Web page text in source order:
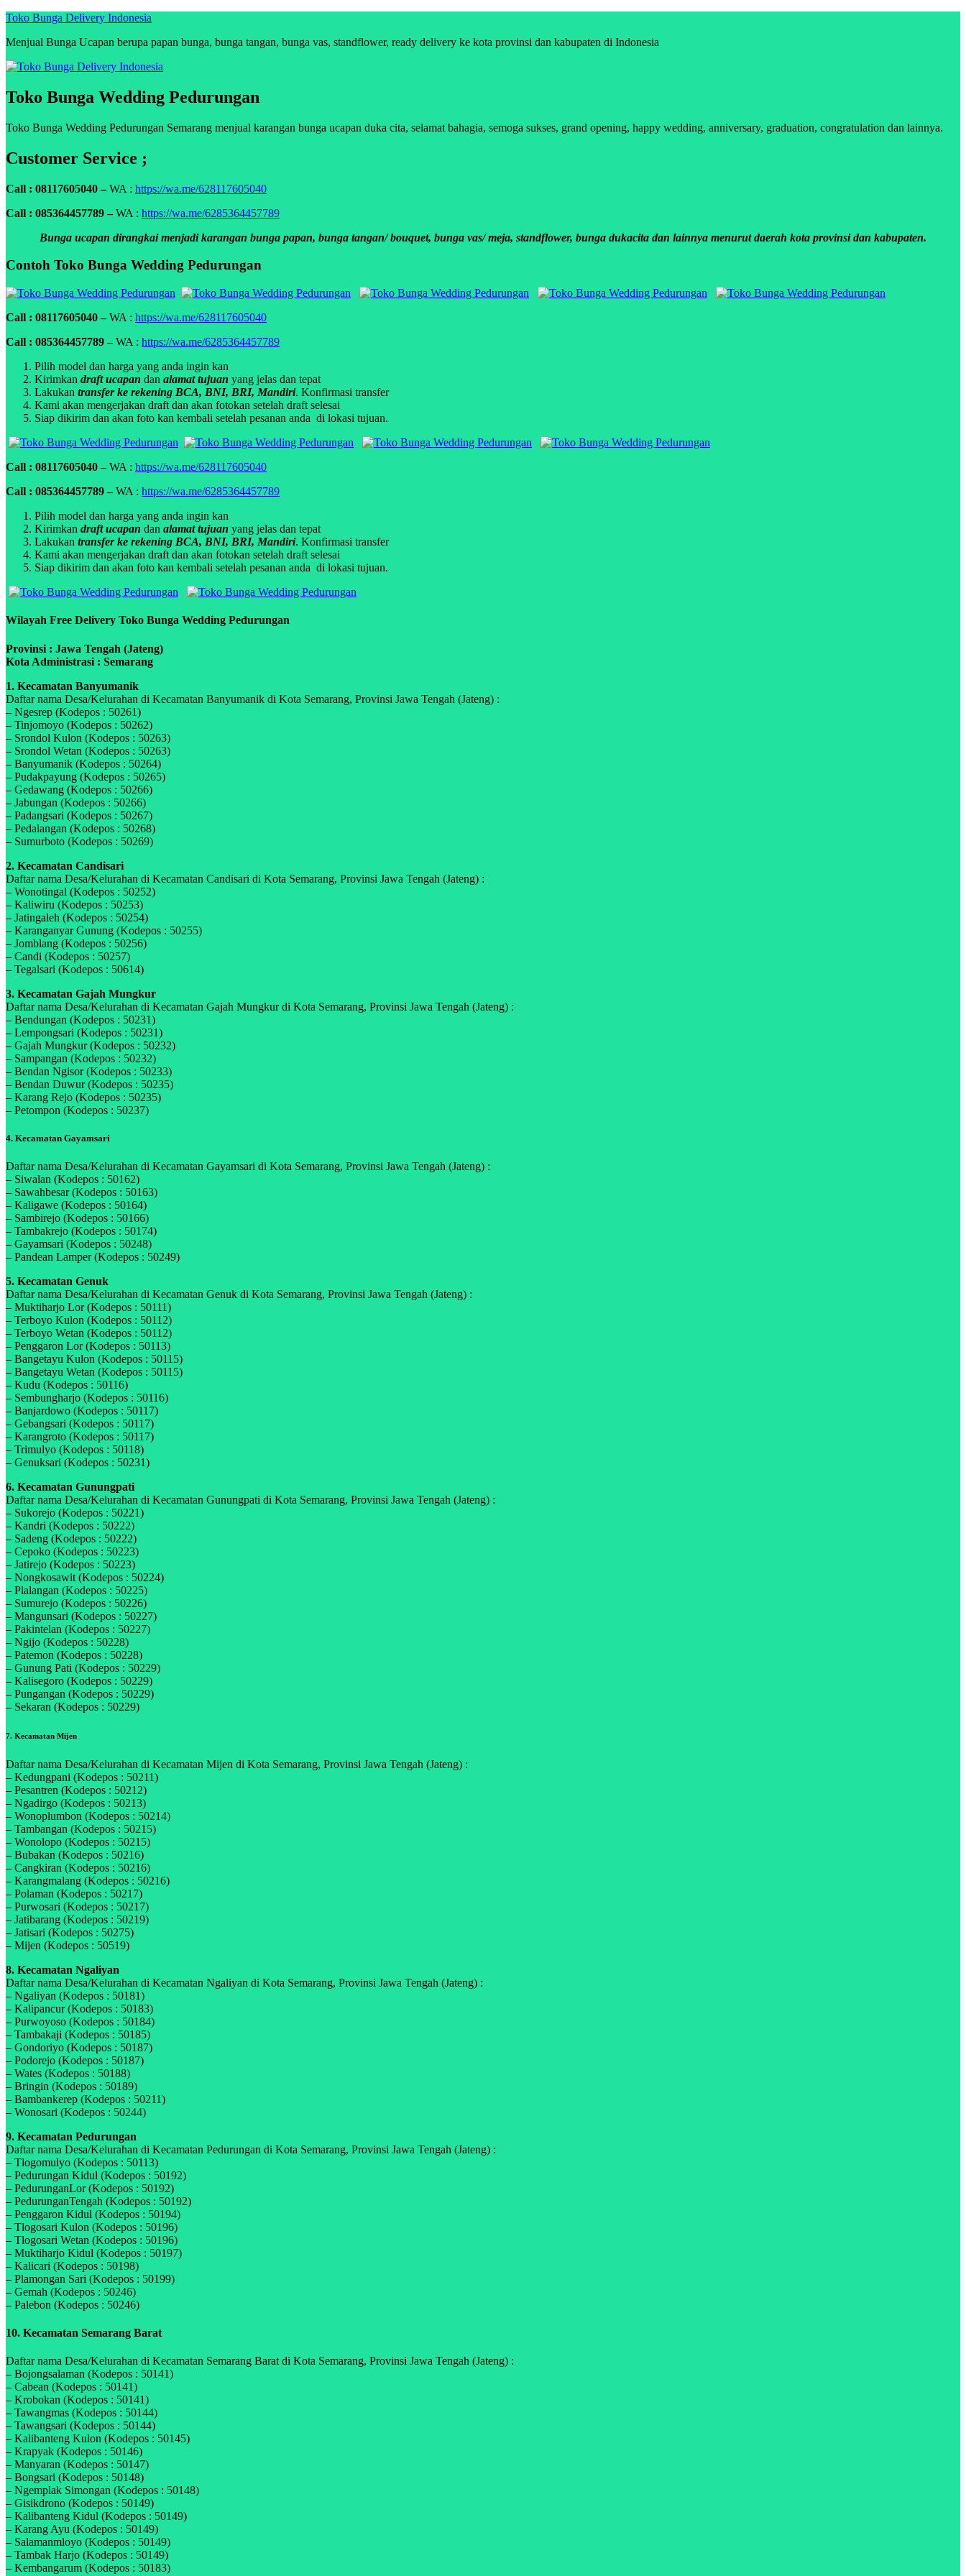
Skip
content
Toko Bunga Delivery Indonesia
Menjual Bunga Ucapan berupa papan bunga, bunga tangan, bunga vas, standflower, ready delivery ke kota provinsi dan kabupaten di Indonesia
Toko Bunga Wedding Pedurungan
Toko Bunga Wedding Pedurungan Semarang menjual karangan bunga ucapan duka cita, selamat bahagia, semoga sukses, grand opening, happy wedding, anniversary, graduation, congratulation dan lainnya.
Customer Service ;
Call : 08117605040 –WA : https://wa.me/628117605040
Call : 085364457789 –WA : https://wa.me/6285364457789
Bunga ucapan dirangkai menjadi karangan bunga papan, bunga tangan/ bouquet, bunga vas/ meja, standflower, bunga dukacita dan lainnya menurut daerah kota provinsi dan kabupaten.
Contoh Toko Bunga Wedding Pedurungan
Call : 08117605040 –WA : https://wa.me/628117605040
Call : 085364457789 –WA : https://wa.me/6285364457789
Pilih model dan harga yang anda ingin kan
Kirimkan draft ucapan dan alamat tujuan yang jelas dan tepat
Lakukan transfer ke rekening BCA, BNI, BRI, Mandiri. Konfirmasi transfer
Kami akan mengerjakan draft dan akan fotokan setelah draft selesai
Siap dikirim dan akan foto kan kembali setelah pesanan anda di lokasi tujuan.
Call : 08117605040 –WA : https://wa.me/628117605040
Call : 085364457789 –WA : https://wa.me/6285364457789
Pilih model dan harga yang anda ingin kan
Kirimkan draft ucapan dan alamat tujuan yang jelas dan tepat
Lakukan transfer ke rekening BCA, BNI, BRI, Mandiri. Konfirmasi transfer
Kami akan mengerjakan draft dan akan fotokan setelah draft selesai
Siap dikirim dan akan foto kan kembali setelah pesanan anda di lokasi tujuan.
Wilayah Free Delivery Toko Bunga Wedding Pedurungan
Provinsi : Jawa Tengah (Jateng)
Kota Administrasi : Semarang
1. Kecamatan Banyumanik
Daftar nama Desa/Kelurahan di Kecamatan Banyumanik di Kota Semarang, Provinsi Jawa Tengah (Jateng) :
– Ngesrep (Kodepos : 50261)
– Tinjomoyo (Kodepos : 50262)
– Srondol Kulon (Kodepos : 50263)
– Srondol Wetan (Kodepos : 50263)
– Banyumanik (Kodepos : 50264)
– Pudakpayung (Kodepos : 50265)
– Gedawang (Kodepos : 50266)
– Jabungan (Kodepos : 50266)
– Padangsari (Kodepos : 50267)
– Pedalangan (Kodepos : 50268)
– Sumurboto (Kodepos : 50269)
2. Kecamatan Candisari
Daftar nama Desa/Kelurahan di Kecamatan Candisari di Kota Semarang, Provinsi Jawa Tengah (Jateng) :
– Wonotingal (Kodepos : 50252)
– Kaliwiru (Kodepos : 50253)
– Jatingaleh (Kodepos : 50254)
– Karanganyar Gunung (Kodepos : 50255)
– Jomblang (Kodepos : 50256)
– Candi (Kodepos : 50257)
– Tegalsari (Kodepos : 50614)
3. Kecamatan Gajah Mungkur
Daftar nama Desa/Kelurahan di Kecamatan Gajah Mungkur di Kota Semarang, Provinsi Jawa Tengah (Jateng) :
– Bendungan (Kodepos : 50231)
– Lempongsari (Kodepos : 50231)
– Gajah Mungkur (Kodepos : 50232)
– Sampangan (Kodepos : 50232)
– Bendan Ngisor (Kodepos : 50233)
– Bendan Duwur (Kodepos : 50235)
– Karang Rejo (Kodepos : 50235)
– Petompon (Kodepos : 50237)
4. Kecamatan Gayamsari
Daftar nama Desa/Kelurahan di Kecamatan Gayamsari di Kota Semarang, Provinsi Jawa Tengah (Jateng) :
– Siwalan (Kodepos : 50162)
– Sawahbesar (Kodepos : 50163)
– Kaligawe (Kodepos : 50164)
– Sambirejo (Kodepos : 50166)
– Tambakrejo (Kodepos : 50174)
– Gayamsari (Kodepos : 50248)
– Pandean Lamper (Kodepos : 50249)
5. Kecamatan Genuk
Daftar nama Desa/Kelurahan di Kecamatan Genuk di Kota Semarang, Provinsi Jawa Tengah (Jateng) :
– Muktiharjo Lor (Kodepos : 50111)
– Terboyo Kulon (Kodepos : 50112)
– Terboyo Wetan (Kodepos : 50112)
– Penggaron Lor (Kodepos : 50113)
– Bangetayu Kulon (Kodepos : 50115)
– Bangetayu Wetan (Kodepos : 50115)
– Kudu (Kodepos : 50116)
– Sembungharjo (Kodepos : 50116)
– Banjardowo (Kodepos : 50117)
– Gebangsari (Kodepos : 50117)
– Karangroto (Kodepos : 50117)
– Trimulyo (Kodepos : 50118)
– Genuksari (Kodepos : 50231)
6. Kecamatan Gunungpati
Daftar nama Desa/Kelurahan di Kecamatan Gunungpati di Kota Semarang, Provinsi Jawa Tengah (Jateng) :
– Sukorejo (Kodepos : 50221)
– Kandri (Kodepos : 50222)
– Sadeng (Kodepos : 50222)
– Cepoko (Kodepos : 50223)
– Jatirejo (Kodepos : 50223)
– Nongkosawit (Kodepos : 50224)
– Plalangan (Kodepos : 50225)
– Sumurejo (Kodepos : 50226)
– Mangunsari (Kodepos : 50227)
– Pakintelan (Kodepos : 50227)
– Ngijo (Kodepos : 50228)
– Patemon (Kodepos : 50228)
– Gunung Pati (Kodepos : 50229)
– Kalisegoro (Kodepos : 50229)
– Pungangan (Kodepos : 50229)
– Sekaran (Kodepos : 50229)
7. Kecamatan Mijen
Daftar nama Desa/Kelurahan di Kecamatan Mijen di Kota Semarang, Provinsi Jawa Tengah (Jateng) :
– Kedungpani (Kodepos : 50211)
– Pesantren (Kodepos : 50212)
– Ngadirgo (Kodepos : 50213)
– Wonoplumbon (Kodepos : 50214)
– Tambangan (Kodepos : 50215)
– Wonolopo (Kodepos : 50215)
– Bubakan (Kodepos : 50216)
– Cangkiran (Kodepos : 50216)
– Karangmalang (Kodepos : 50216)
– Polaman (Kodepos : 50217)
– Purwosari (Kodepos : 50217)
– Jatibarang (Kodepos : 50219)
– Jatisari (Kodepos : 50275)
– Mijen (Kodepos : 50519)
8. Kecamatan Ngaliyan
Daftar nama Desa/Kelurahan di Kecamatan Ngaliyan di Kota Semarang, Provinsi Jawa Tengah (Jateng) :
– Ngaliyan (Kodepos : 50181)
– Kalipancur (Kodepos : 50183)
– Purwoyoso (Kodepos : 50184)
– Tambakaji (Kodepos : 50185)
– Gondoriyo (Kodepos : 50187)
– Podorejo (Kodepos : 50187)
– Wates (Kodepos : 50188)
– Bringin (Kodepos : 50189)
– Bambankerep (Kodepos : 50211)
– Wonosari (Kodepos : 50244)
9. Kecamatan Pedurungan
Daftar nama Desa/Kelurahan di Kecamatan Pedurungan di Kota Semarang, Provinsi Jawa Tengah (Jateng) :
– Tlogomulyo (Kodepos : 50113)
– Pedurungan Kidul (Kodepos : 50192)
– PedurunganLor (Kodepos : 50192)
– PedurunganTengah (Kodepos : 50192)
– Penggaron Kidul (Kodepos : 50194)
– Tlogosari Kulon (Kodepos : 50196)
– Tlogosari Wetan (Kodepos : 50196)
– Muktiharjo Kidul (Kodepos : 50197)
– Kalicari (Kodepos : 50198)
– Plamongan Sari (Kodepos : 50199)
– Gemah (Kodepos : 50246)
– Palebon (Kodepos : 50246)
10. Kecamatan Semarang Barat
Daftar nama Desa/Kelurahan di Kecamatan Semarang Barat di Kota Semarang, Provinsi Jawa Tengah (Jateng) :
– Bojongsalaman (Kodepos : 50141)
– Cabean (Kodepos : 50141)
– Krobokan (Kodepos : 50141)
– Tawangmas (Kodepos : 50144)
– Tawangsari (Kodepos : 50144)
– Kalibanteng Kulon (Kodepos : 50145)
– Krapyak (Kodepos : 50146)
– Manyaran (Kodepos : 50147)
– Bongsari (Kodepos : 50148)
– Ngemplak Simongan (Kodepos : 50148)
– Gisikdrono (Kodepos : 50149)
– Kalibanteng Kidul (Kodepos : 50149)
– Karang Ayu (Kodepos : 50149)
– Salamanmloyo (Kodepos : 50149)
– Tambak Harjo (Kodepos : 50149)
– Kembangarum (Kodepos : 50183)